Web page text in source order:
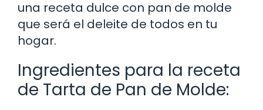
una receta dulce con pan de molde
que será el deleite de todos en tu
hogar.
Ingredientes para la receta
de Tarta de Pan de Molde: